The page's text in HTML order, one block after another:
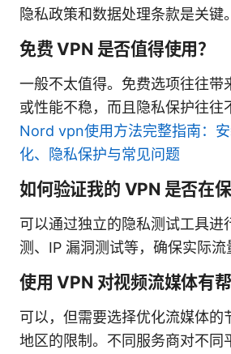
隐私政策和数据处理条款是关键。
免费 VPN 是否值得使用？
一般不太值得。免费选项往往带
或性能不稳，而且隐私保护往往
Nord vpn使用方法完整指南：
化、隐私保护与常见问题
如何验证我的 VPN 是否在
可以通过独立的隐私测试工具进
测、IP 漏洞测试等，确保实际流
使用 VPN 对视频流媒体有帮
可以，但需要选择优化流媒体的
地区的限制。不同服务商对不同